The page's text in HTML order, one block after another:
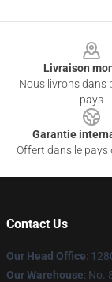
Livraison
Nous livrons dans
pays
Garantie
Offert dans le pays
Contact Us
Our Head Office:
Our Warehouse: No.